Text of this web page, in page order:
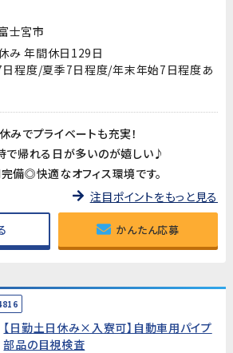
士宮市
み 年間休日129日
程度/夏季7日程度/年末年始7日程度あ
みでプライベートも充実！
で帰れる日が多いのが嬉しい♪
備◎快適なオフィス環境です。
注目ポイントをもっと見る
かんたん応募
【日勤土日休み×入寮可】自動車用パイプ
部品の目視検査